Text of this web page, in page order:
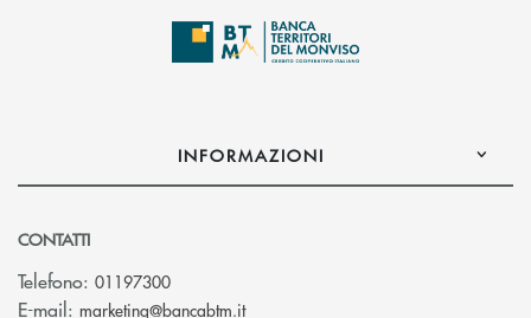
INFORMAZIONI
CONTATTI
Telefono: 01197300
E-mail: marketing@bancabtm.it(si apre l’app di posta elettronica)